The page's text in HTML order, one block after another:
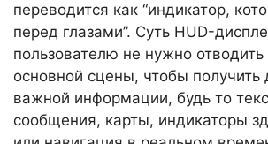
переводится как “индикатор,
перед глазами”. Суть HUD-
пользователю не нужно отводить
основной сцены, чтобы получить
важной информации, будь то
сообщения, карты, индикаторы